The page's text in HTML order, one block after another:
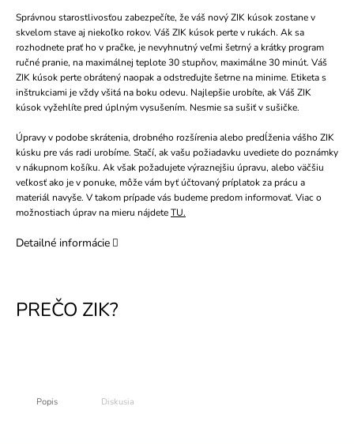
Správnou starostlivosťou zabezpečíte, že váš nový ZIK kúsok zostane v
skvelom stave aj niekoľko rokov. Váš ZIK kúsok perte v rukách. Ak sa
rozhodnete prať ho v pračke, je nevyhnutný veľmi šetrný a krátky program
ručné pranie, na maximálnej teplote 30 stupňov, maximálne 30 minút. Váš
ZIK kúsok perte obrátený naopak a odstreďujte šetrne na minime. Etiketa s
inštrukciami je vždy všitá na boku odevu. Najlepšie urobíte, ak Váš ZIK
kúsok vyžehlíte pred úplným vysušením. Nesmie sa sušiť v sušičke.
Úpravy v podobe skrátenia, drobného rozšírenia alebo predĺženia vášho ZIK
kúsku pre vás radi urobíme. Stačí, ak vašu požiadavku uvediete do poznámky
v nákupnom košíku. Ak však požadujete výraznejšiu úpravu, alebo väčšiu
veľkosť ako je v ponuke, môže vám byť účtovaný príplatok za prácu a
materiál navyše. V takom prípade vás budeme predom informovať. Viac o
možnostiach úprav na mieru nájdeteTU.
Detailné informácie
Popis Diskusia